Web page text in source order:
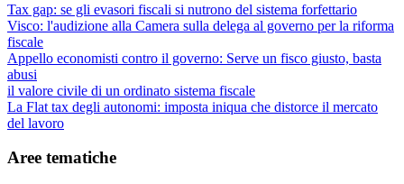
Tax gap: se gli evasori fiscali si nutrono del sistema forfettario
Visco: l'audizione alla Camera sulla delega al governo per la riforma
fiscale
Appello economisti contro il governo: Serve un fisco giusto, basta
abusi
il valore civile di un ordinato sistema fiscale
La Flat tax degli autonomi: imposta iniqua che distorce il mercato
del lavoro
Aree tematiche